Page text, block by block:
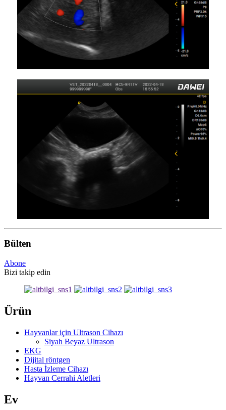
Bülten
Abone
Bizi takip edin
Ürün
Hayvanlar için Ultrason Cihazı
Siyah Beyaz Ultrason
EKG
Dijital röntgen
Hasta İzleme Cihazı
Hayvan Cerrahi Aletleri
Ev